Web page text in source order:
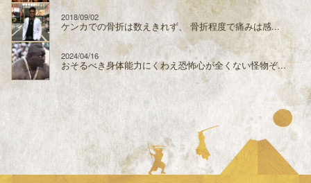
2018/09/02
ケンカでの骨折は数えきれず、 骨折程度で痛みは感...
2024/04/16
おそるべき身体能力にくわえ恐怖心が全くない怪物ぞ...